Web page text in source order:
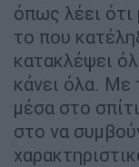
όπως λέει ότι
το που
κατακλέψει
κάνει όλα. Με
μέσα στο
στο να